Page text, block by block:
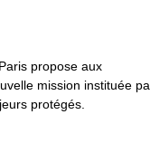
propose aux
mission instituée
protégés.